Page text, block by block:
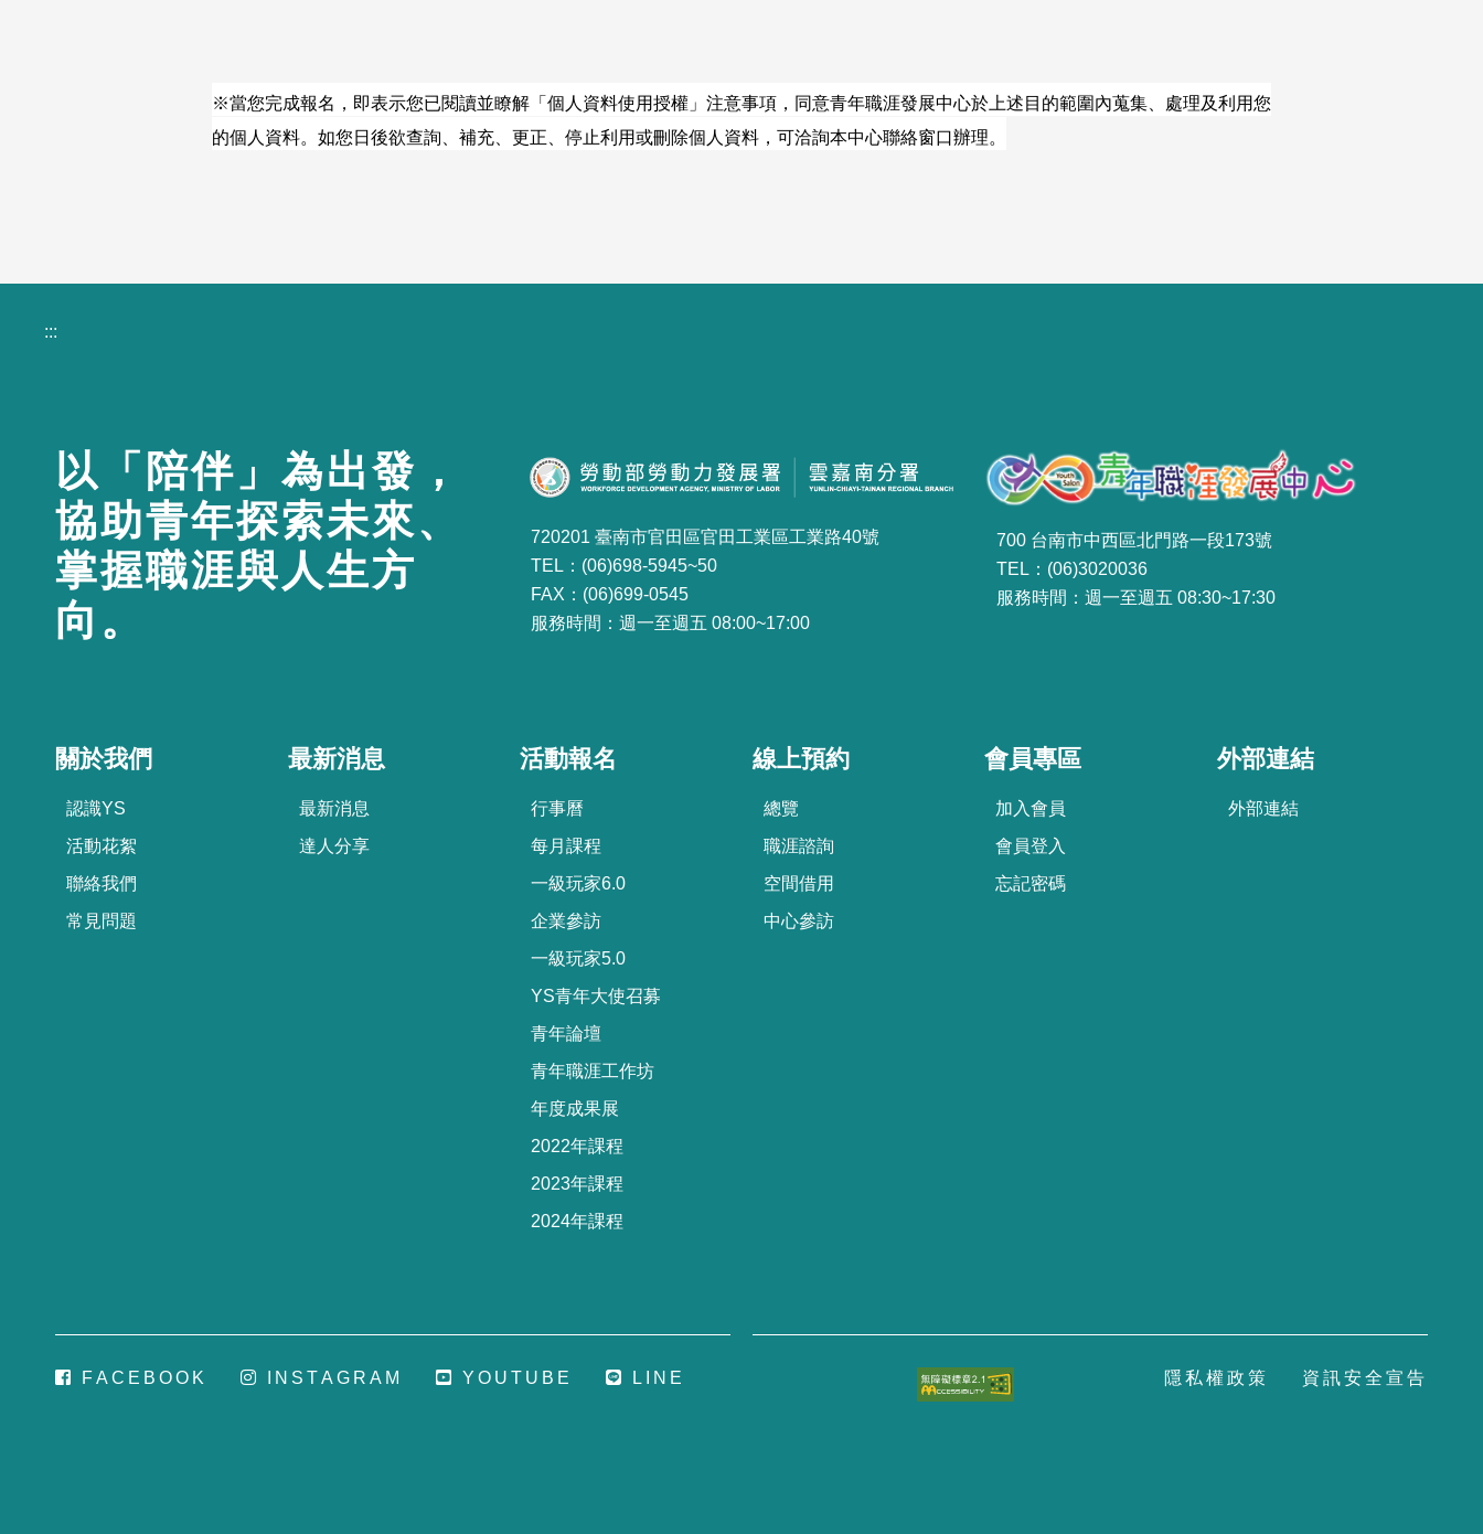
※當您完成報名，即表示您已閱讀並瞭解「 個人資料使用授權 」注意事項，同意青年職涯發展中心於上述目的範圍內蒐集、處理及利用您
的個人資料。如您日後欲查詢、補充、更正、停止利用或刪除個人資料，可洽詢本中心聯絡窗口辦理。
:::
以「陪伴」為出發，
協助青年探索未來、
掌握職涯與人生方
向。
720201 臺南市官田區官田工業區工業路40號
TEL：(06)698-5945~50
FAX：(06)699-0545
服務時間：週一至週五 08:00~17:00
700 台南市中西區北門路一段173號
TEL：(06)3020036
服務時間：週一至週五 08:30~17:30
關於我們
認識YS
活動花絮
聯絡我們
常見問題
最新消息
最新消息
達人分享
活動報名
行事曆
每月課程
一級玩家6.0
企業參訪
一級玩家5.0
YS青年大使召募
青年論壇
青年職涯工作坊
年度成果展
2022年課程
2023年課程
2024年課程
線上預約
總覽
職涯諮詢
空間借用
中心參訪
會員專區
加 入會 員
會 員登 入
忘記密碼
外部連結
外部連結
FA C E B OO K N S TA G R A M Y O U T U B E L N E 隱 私 權政 策 資 訊安全 宣 告